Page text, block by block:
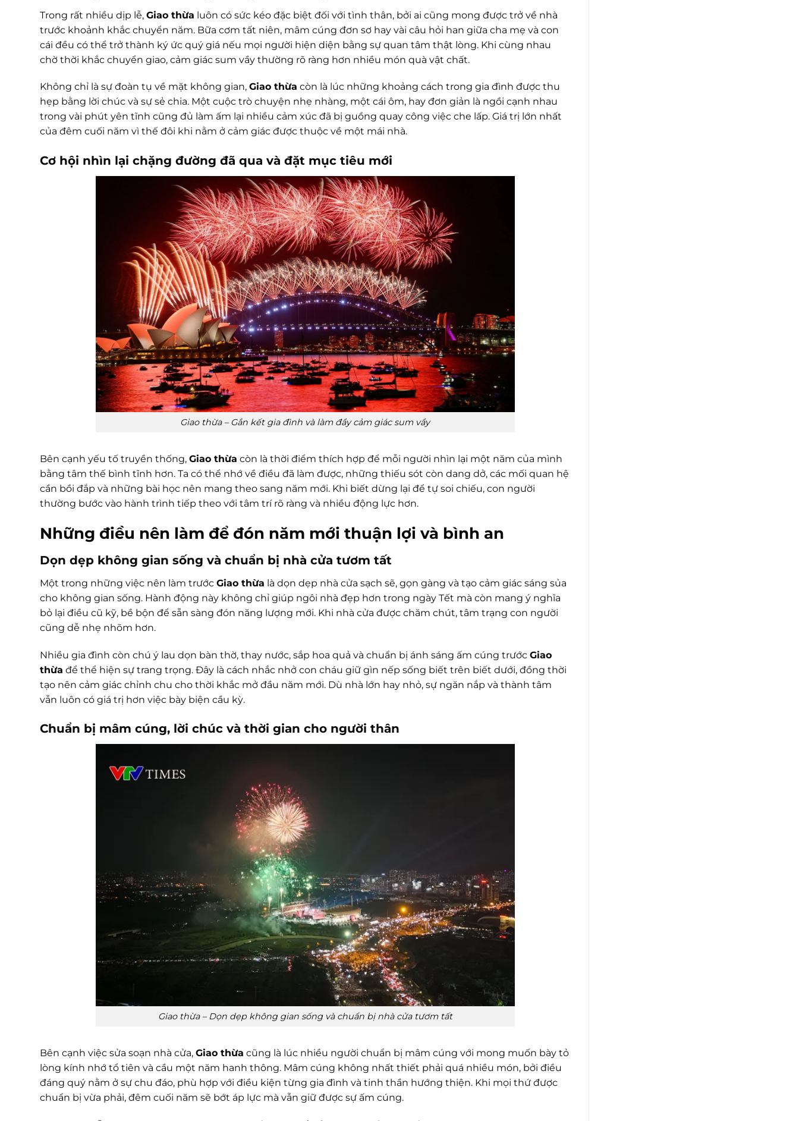
Trong rất nhiều dịp lễ, Giao thừa luôn có sức kéo đặc biệt đối với tình thân, bởi ai cũng mong được trở về nhà
trước khoảnh khắc chuyển năm. Bữa cơm tất niên, mâm cúng đơn sơ hay vài câu hỏi han giữa cha mẹ và con
cái đều có thể trở thành ký ức quý giá nếu mọi người hiện diện bằng sự quan tâm thật lòng. Khi cùng nhau
chờ thời khắc chuyển giao, cảm giác sum vầy thường rõ ràng hơn nhiều món quà vật chất.
Không chỉ là sự đoàn tụ về mặt không gian, Giao thừa còn là lúc những khoảng cách trong gia đình được thu
hẹp bằng lời chúc và sự sẻ chia. Một cuộc trò chuyện nhẹ nhàng, một cái ôm, hay đơn giản là ngồi cạnh nhau
trong vài phút yên tĩnh cũng đủ làm ấm lại nhiều cảm xúc đã bị guồng quay công việc che lấp. Giá trị lớn nhất
của đêm cuối năm vì thế đôi khi nằm ở cảm giác được thuộc về một mái nhà.
Cơ hội nhìn lại chặng đường đã qua và đặt mục tiêu mới
Giao thừa – Gắn kết gia đình và làm đầy cảm giác sum vầy
Bên cạnh yếu tố truyền thống, Giao thừa còn là thời điểm thích hợp để mỗi người nhìn lại một năm của mình
bằng tâm thế bình tĩnh hơn. Ta có thể nhớ về điều đã làm được, những thiếu sót còn dang dở, các mối quan hệ
cần bồi đắp và những bài học nên mang theo sang năm mới. Khi biết dừng lại để tự soi chiếu, con người
thường bước vào hành trình tiếp theo với tâm trí rõ ràng và nhiều động lực hơn.
Những điều nên làm để đón năm mới thuận lợi và bình an
Dọn dẹp không gian sống và chuẩn bị nhà cửa tươm tất
Một trong những việc nên làm trước Giao thừa là dọn dẹp nhà cửa sạch sẽ, gọn gàng và tạo cảm giác sáng sủa
cho không gian sống. Hành động này không chỉ giúp ngôi nhà đẹp hơn trong ngày Tết mà còn mang ý nghĩa
bỏ lại điều cũ kỹ, bề bộn để sẵn sàng đón năng lượng mới. Khi nhà cửa được chăm chút, tâm trạng con người
cũng dễ nhẹ nhõm hơn.
Nhiều gia đình còn chú ý lau dọn bàn thờ, thay nước, sắp hoa quả và chuẩn bị ánh sáng ấm cúng trước Giao
thừa để thể hiện sự trang trọng. Đây là cách nhắc nhở con cháu giữ gìn nếp sống biết trên biết dưới, đồng thời
tạo nên cảm giác chỉnh chu cho thời khắc mở đầu năm mới. Dù nhà lớn hay nhỏ, sự ngăn nắp và thành tâm
vẫn luôn có giá trị hơn việc bày biện cầu kỳ.
Chuẩn bị mâm cúng, lời chúc và thời gian cho người thân
Giao thừa – Dọn dẹp không gian sống và chuẩn bị nhà cửa tươm tất
Bên cạnh việc sửa soạn nhà cửa, Giao thừa cũng là lúc nhiều người chuẩn bị mâm cúng với mong muốn bày tỏ
lòng kính nhớ tổ tiên và cầu một năm hanh thông. Mâm cúng không nhất thiết phải quá nhiều món, bởi điều
đáng quý nằm ở sự chu đáo, phù hợp với điều kiện từng gia đình và tinh thần hướng thiện. Khi mọi thứ được
chuẩn bị vừa phải, đêm cuối năm sẽ bớt áp lực mà vẫn giữ được sự ấm cúng.